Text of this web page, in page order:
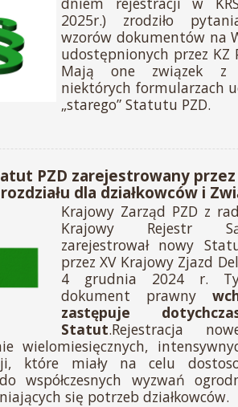
2025r.) zrodziło
wzorów dokumentów na
udostępnionych przez KZ
Mają one związek z
niektórych formularzach
„starego” Statutu PZD.
PZD zarejestrowany przez
dla działkowców i
Krajowy Zarząd PZD z
Krajowy Rejestr
zarejestrował nowy
przez XV Krajowy Zjazd
4 grudnia 2024 r.
dokument prawny
zastępuje
Statut.Rejestracja
wielomiesięcznych,
które miały na celu
współczesnych wyzwań
się potrzeb działkowców.